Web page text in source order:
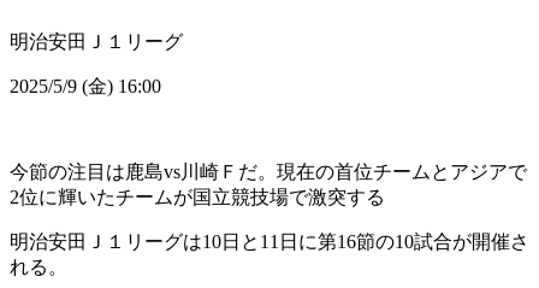
明治安田Ｊ１リーグ
2025/5/9 (金) 16:00
今節の注目は鹿島vs川崎Ｆだ。現在の首位チームとアジアで
2位に輝いたチームが国立競技場で激突する
明治安田Ｊ１リーグは10日と11日に第16節の10試合が開催さ
れる。